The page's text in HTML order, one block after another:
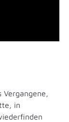
Vergangene,
in